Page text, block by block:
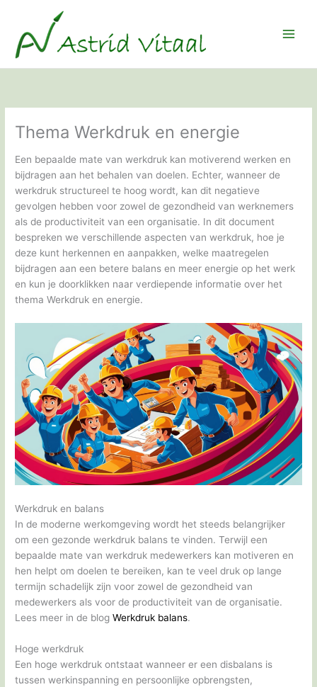
inhoud
Thema Werkdruk en energie
Een bepaalde mate van werkdruk kan motiverend werken en
bijdragen aan het behalen van doelen. Echter, wanneer de
werkdruk structureel te hoog wordt, kan dit negatieve
gevolgen hebben voor zowel de gezondheid van werknemers
als de productiviteit van een organisatie. In dit document
bespreken we verschillende aspecten van werkdruk, hoe je
deze kunt herkennen en aanpakken, welke maatregelen
bijdragen aan een betere balans en meer energie op het werk
en kun je doorklikken naar verdiepende informatie over het
thema Werkdruk en energie.
Werkdruk en balans
In de moderne werkomgeving wordt het steeds belangrijker
om een gezonde werkdruk balans te vinden. Terwijl een
bepaalde mate van werkdruk medewerkers kan motiveren en
hen helpt om doelen te bereiken, kan te veel druk op lange
termijn schadelijk zijn voor zowel de gezondheid van
medewerkers als voor de productiviteit van de organisatie.
Lees meer in de blogWerkdruk balans.
Hoge werkdruk
Een hoge werkdruk ontstaat wanneer er een disbalans is
tussen werkinspanning en persoonlijke opbrengsten,